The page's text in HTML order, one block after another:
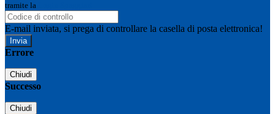
tramite la
E-mail inviata, si prega di controllare la casella di posta elettronica!
Errore
Chiudi
Successo
Chiudi